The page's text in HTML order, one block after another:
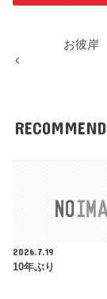
お彼岸
RECOMMEND
2026.7.19
10年ぶり